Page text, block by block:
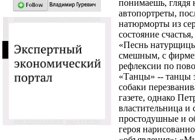
понимаешь, глядя
автопортреты,
натюрморты из
состояние
«Песнь
смешным, с
рефлексии по
«Танцы» -- танцы
собаки
газете, однако
властительница и
простодушные и
героя